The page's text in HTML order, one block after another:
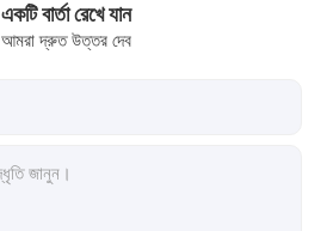
একটি বার্তা রেখে যান
আমরা দ্রুত উত্তর দেব